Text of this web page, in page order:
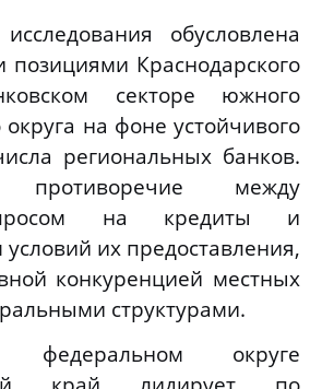
исследования обусловлена
Краснодарского
секторе южного
на фоне устойчивого
региональных банков.
противоречие между
на кредиты и
их предоставления,
конкуренцией местных
структурами.
округе